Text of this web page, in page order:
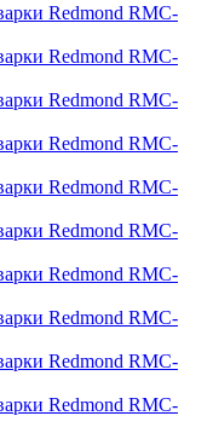
Redmond RMC-
Redmond RMC-
Redmond RMC-
Redmond RMC-
Redmond RMC-
Redmond RMC-
Redmond RMC-
Redmond RMC-
Redmond RMC-
Redmond RMC-